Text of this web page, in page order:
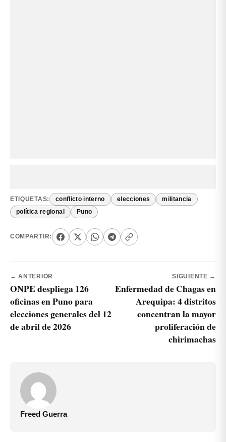
ETIQUETAS: conflicto interno elecciones militancia
política regional Puno
COMPARTIR:
← ANTERIOR
ONPE despliega 126
oficinas en Puno para
elecciones generales del 12
de abril de 2026
SIGUIENTE →
Enfermedad de Chagas en
Arequipa: 4 distritos
concentran la mayor
proliferación de
chirimachas
Freed Guerra